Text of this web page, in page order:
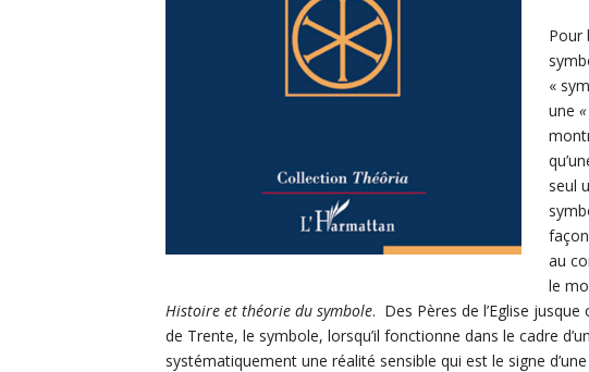
Pour
«
une
seul
au
le
Histoire et théorie du symbole. Des Pères de l’Eglise
de Trente, le symbole, lorsqu’il fonctionne dans le cadre
systématiquement une réalité sensible qui est le signe